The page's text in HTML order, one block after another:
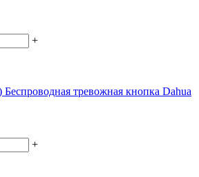
+
тревожная кнопка Dahua
+